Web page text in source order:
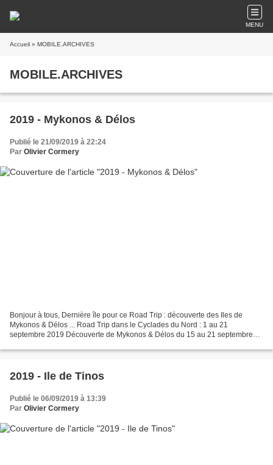
MENU
Accueil » MOBILE.ARCHIVES
MOBILE.ARCHIVES
2019 - Mykonos & Délos
Publié le 21/09/2019 à 22:24
Par Olivier Cormery
Bonjour à tous, Dernière île pour ce Road Trip : découverte des Iles de
Mykonos & Délos ... Road Trip dans le Cyclades du Nord : 1 au 21
septembre 2019 Découverte de Mykonos & Délos du 15 au 21 septembre
2019 - Ile de Tinos
Publié le 06/09/2019 à 13:39
Par Olivier Cormery